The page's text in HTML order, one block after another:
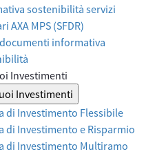
sostenibilità servizi
AXA MPS (SFDR)
informativa
Investimenti
Investimenti
di Investimento Flessibile
di Investimento e Risparmio
di Investimento Multiramo